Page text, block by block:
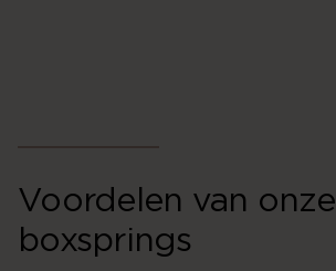
Voordelen van onze
boxsprings